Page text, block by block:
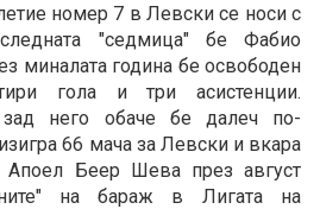
номер 7 в Левски се носи с
"седмица" бе Фабио
миналата година бе освободен
гола и три асистенции.
зад него обаче бе далеч по-
66 мача за Левски и вкара
Апоел Беер Шева през август
на бараж в Лигата на